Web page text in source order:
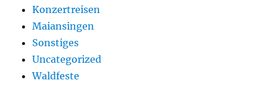
Konzertreisen
Maiansingen
Sonstiges
Uncategorized
Waldfeste